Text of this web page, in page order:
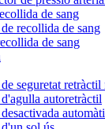
de sang
recollida de sang
de sang
seguretat retràctil
autoretràctil